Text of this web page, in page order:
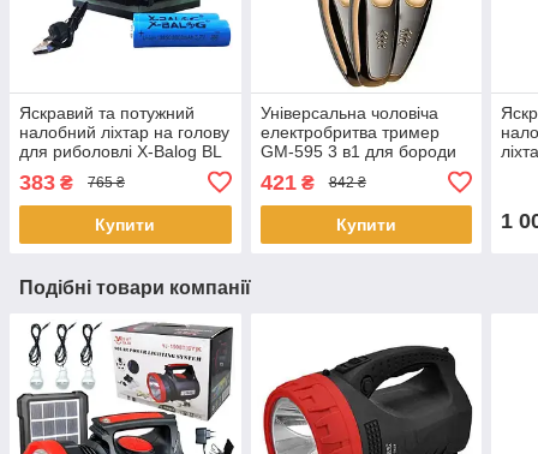
Яскравий та потужний
налобний ліхтар на голову
для риболовлі X-Balog BL
18650 х 2 USB
383 ₴ 765 ₴
Купити
Універсальна чоловіча
електробритва тример
GM-595 3 в1 для бороди
сіткова акумуляторна для
чоловіків
421₴ 842 ₴
Купити 1
Подібні товари компанії